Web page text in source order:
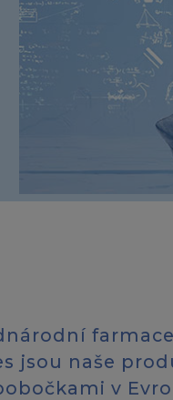
jsou naše
v